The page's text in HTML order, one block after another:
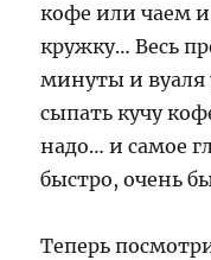
кофе или чаем
кружку… Весь
минуты и вуаля
сыпать кучу
надо… и самое
быстро, очень
Теперь